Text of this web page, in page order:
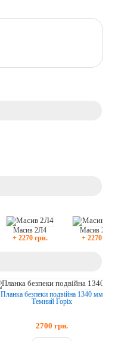
Масив 2Л4
+ 2270 грн.
Масив
+ 2270
Планка безпеки подвійна 1340 мм
Темний Горіх
2700 грн.